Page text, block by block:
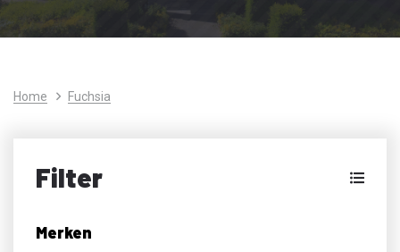
Home Fuchsia
Filter
Merken